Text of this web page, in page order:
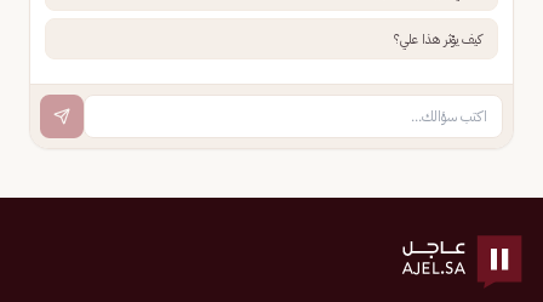
كيف يؤثر هذا علي؟